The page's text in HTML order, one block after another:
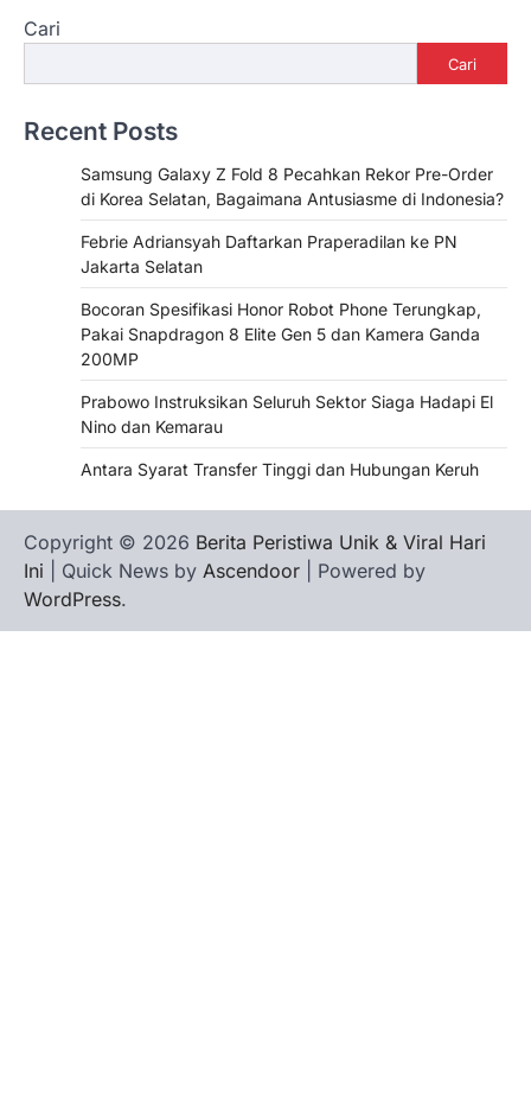
Cari
Cari
Recent Posts
Samsung Galaxy Z Fold 8 Pecahkan Rekor Pre-Order
di Korea Selatan, Bagaimana Antusiasme di Indonesia?
Febrie Adriansyah Daftarkan Praperadilan ke PN
Jakarta Selatan
Bocoran Spesifikasi Honor Robot Phone Terungkap,
Pakai Snapdragon 8 Elite Gen 5 dan Kamera Ganda
200MP
Prabowo Instruksikan Seluruh Sektor Siaga Hadapi El
Nino dan Kemarau
Antara Syarat Transfer Tinggi dan Hubungan Keruh
Copyright © 2026 Berita Peristiwa Unik & Viral Hari
Ini | Quick News by Ascendoor | Powered by
WordPress.